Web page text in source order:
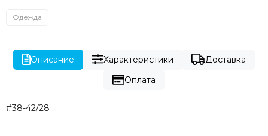
Одежда
Описание Характеристики
Доставка
Оплата
#38-42/28